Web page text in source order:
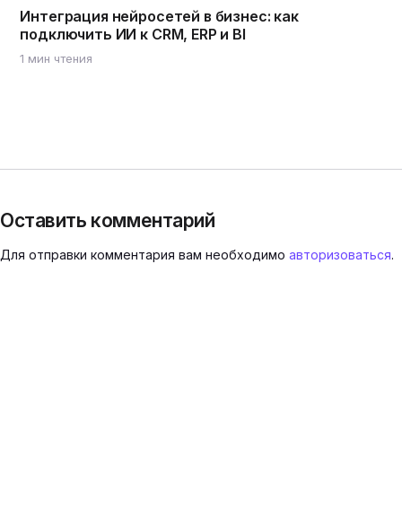
Интеграция нейросетей в бизнес: как
подключить ИИ к CRM, ERP и BI
1 мин чтения
Оставить комментарий
Для отправки комментария вам необходимо авторизоваться.